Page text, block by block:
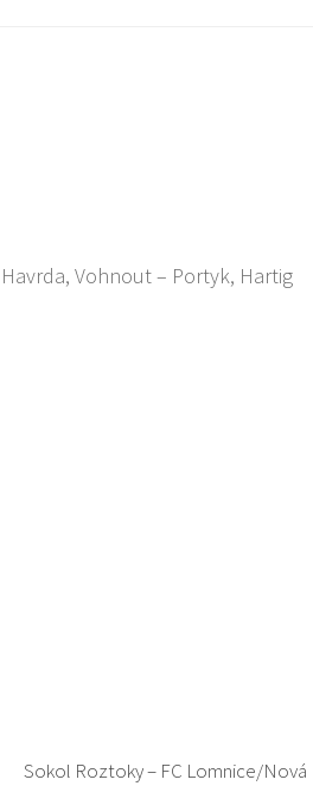
Vohnout – Portyk, Hartig
Sokol Roztoky – FC Lomnice/Nová